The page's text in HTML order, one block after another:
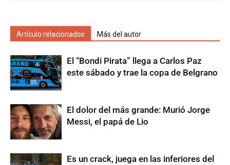
Artículo relacionados Más del autor
El “Bondi Pirata” llega a Carlos Paz
este sábado y trae la copa de Belgrano
El dolor del más grande: Murió Jorge
Messi, el papá de Lio
Es un crack, juega en las inferiores del